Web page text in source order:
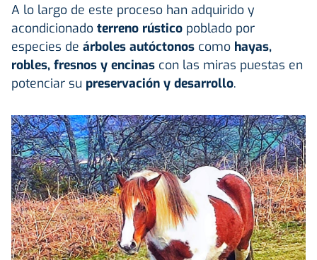
A lo largo de este proceso han adquirido y
acondicionado terreno rústico poblado por
especies de árboles autóctonos como hayas,
robles, fresnos y encinas con las miras puestas en
potenciar su preservación y desarrollo.